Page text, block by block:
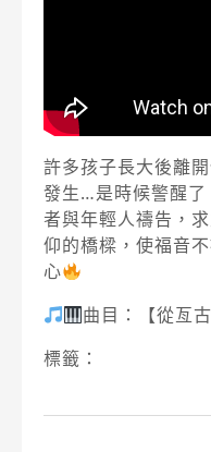
許多孩子長大後離
發生…是時候警醒了
者與年輕人禱告，
仰的橋樑，使福音
心
曲目：【從亙古
標籤：